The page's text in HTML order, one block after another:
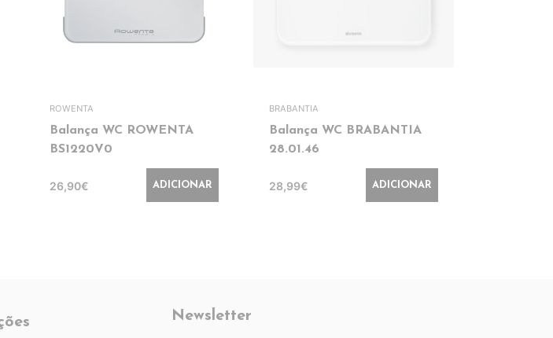
ROWENTA
Balança WC ROWENTA
BS1220V0
26,90€ ADICIONAR
BRABANTIA
Balança WC BRABANTIA
28.01.46
28,99€ ADICIONAR
Newsletter